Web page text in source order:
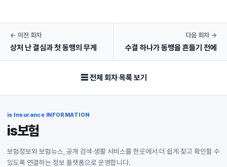
← 이전 회차
상처 난 결심과 첫 동맹의 무게
다음 회차 →
수결 하나가 동맹을 흔들기 전에
☰ 전체 회차 목록 보기
is Insurance INFORMATION
is보험
보험정보와 보험뉴스, 공개 검색·생활 서비스를 한곳에서 더 쉽게 찾고 확인할 수
있도록 연결하는 정보 플랫폼으로 운영합니다.